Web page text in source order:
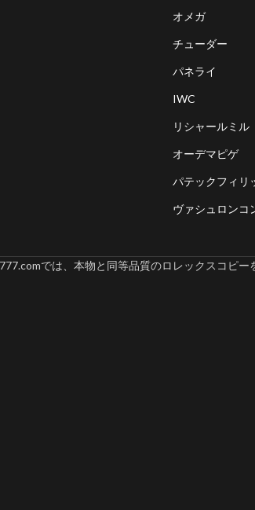
オメガ
チューダー
パネライ
IWC
リシャールミル
オーデマピゲ
パテックフィリ
ヴァシュロンコ
では、本物と同等品質のロレックスコピ